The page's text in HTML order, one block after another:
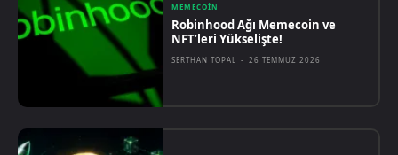
MEMECOIN
Robinhood Ağı Memecoin ve
NFT’leri Yükselişte!
SERTHAN TOPAL - 26 TEMMUZ 2026